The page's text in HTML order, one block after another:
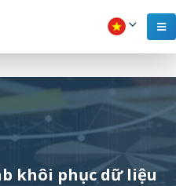
khôi phục dữ liệu